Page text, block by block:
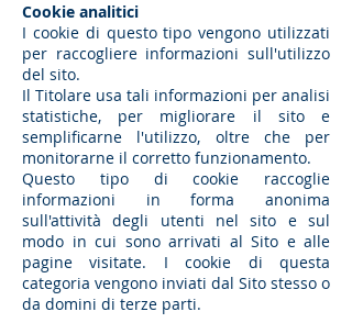
Cookie analitici
I cookie di questo tipo vengono utilizzati
per raccogliere informazioni sull'utilizzo
del sito.
Il Titolare usa tali informazioni per analisi
statistiche, per migliorare il sito e
semplificarne l'utilizzo, oltre che per
monitorarne il corretto funzionamento.
Questo tipo di cookie raccoglie
informazioni in forma anonima
sull'attività degli utenti nel sito e sul
modo in cui sono arrivati al Sito e alle
pagine visitate. I cookie di questa
categoria vengono inviati dal Sito stesso o
da domini di terze parti.